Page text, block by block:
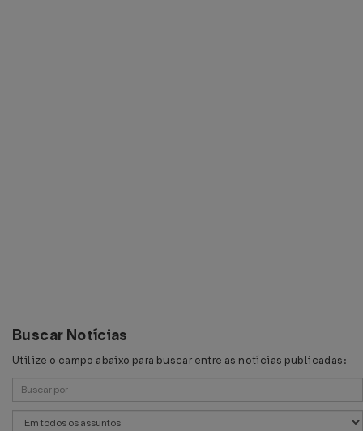
Buscar Notícias
Utilize o campo abaixo para buscar entre as notícias publicadas: